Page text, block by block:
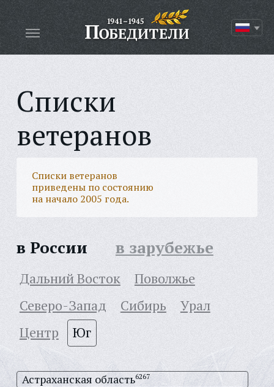
Списки
ветеранов
Списки ветеранов
приведены по состоянию
на начало 2005 года.
в России в зарубежье
Дальний Восток
Поволжье
Северо-Запад
Сибирь
Урал
Центр
Юг
Астраханская область6267